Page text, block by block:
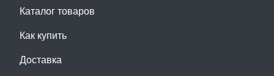
Каталог товаров
Как купить
Доставка